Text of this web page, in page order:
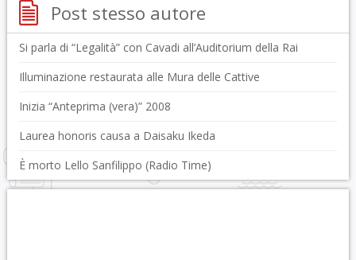
Post stesso autore
Si parla di “Legalità” con Cavadi all’Auditorium della Rai
Illuminazione restaurata alle Mura delle Cattive
Inizia “Anteprima (vera)” 2008
Laurea honoris causa a Daisaku Ikeda
È morto Lello Sanfilippo (Radio Time)